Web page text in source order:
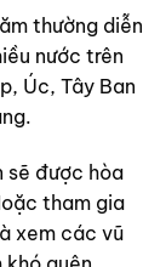
thường diễn
nước trên
Úc, Tây Ban
sẽ được hòa
tham gia
xem các vũ